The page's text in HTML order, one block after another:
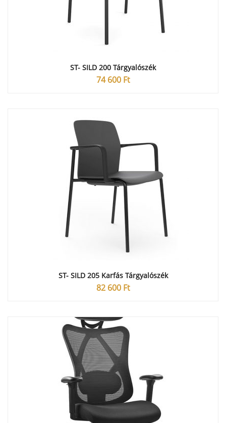
ST- SILD 200 Tárgyalószék
74 600 Ft
ST- SILD 205 Karfás Tárgyalószék
82 600 Ft